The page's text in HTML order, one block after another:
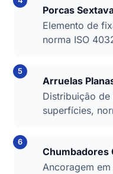
Porcas
Elemento de
norma ISO
Arruelas
Distribuição
superfícies,
Chumbadores
Ancoragem